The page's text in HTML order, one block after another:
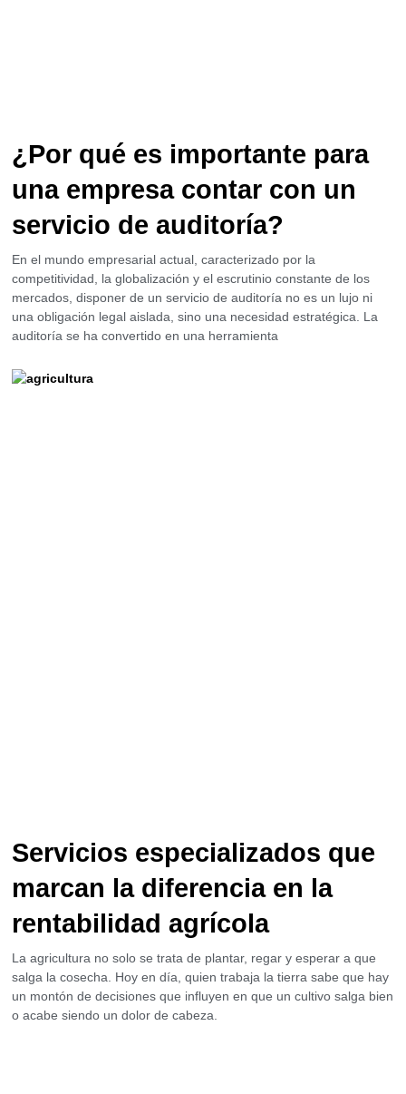
¿Por qué es importante para
una empresa contar con un
servicio de auditoría?
En el mundo empresarial actual, caracterizado por la
competitividad, la globalización y el escrutinio constante de los
mercados, disponer de un servicio de auditoría no es un lujo ni
una obligación legal aislada, sino una necesidad estratégica. La
auditoría se ha convertido en una herramienta
Servicios especializados que
marcan la diferencia en la
rentabilidad agrícola
La agricultura no solo se trata de plantar, regar y esperar a que
salga la cosecha. Hoy en día, quien trabaja la tierra sabe que hay
un montón de decisiones que influyen en que un cultivo salga bien
o acabe siendo un dolor de cabeza.